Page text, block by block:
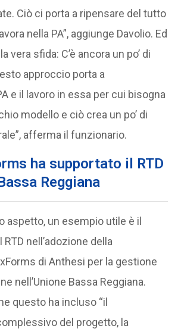
Ciò ci porta a ripensare del tutto
nella PA”, aggiunge Davolio. Ed
vera sfida: C’è ancora un po’ di
approccio porta a
e il lavoro in essa per cui bisogna
modello e ciò crea un po’ di
afferma il funzionario.
ha supportato il RTD
Reggiana
aspetto, un esempio utile è il
nell’adozione della
di Anthesi per la gestione
nell’Unione Bassa Reggiana.
questo ha incluso “il
del progetto, la